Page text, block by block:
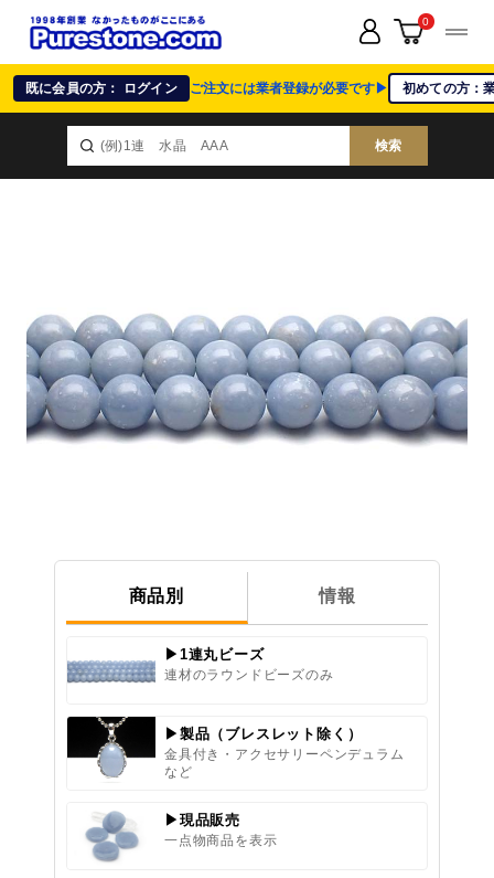
既に会員の方： ログイン ご注文には業者登録が必要です▶ 初めての方：
検索
0
商品別 情報
▶1連丸ビーズ
連材のラウンドビーズのみ
▶製品（ブレスレット除く）
金具付き・アクセサリーペンデュラム
など
▶現品販売
一点物商品を表示